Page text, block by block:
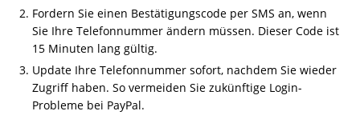
Fordern Sie einen Bestätigungscode per SMS an, wenn
Sie Ihre Telefonnummer ändern müssen. Dieser Code ist
15 Minuten lang gültig.
Update Ihre Telefonnummer sofort, nachdem Sie wieder
Zugriff haben. So vermeiden Sie zukünftige Login-
Probleme bei PayPal.